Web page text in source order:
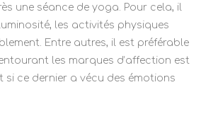
une séance de yoga. Pour cela, il
les activités physiques
Entre autres, il est préférable
les marques d’affection est
ce dernier a vécu des émotions